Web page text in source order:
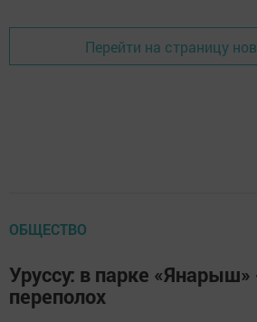
Перейти на страницу
ОБЩЕСТВО
Уруссу: в парке «Янарыш»
переполох